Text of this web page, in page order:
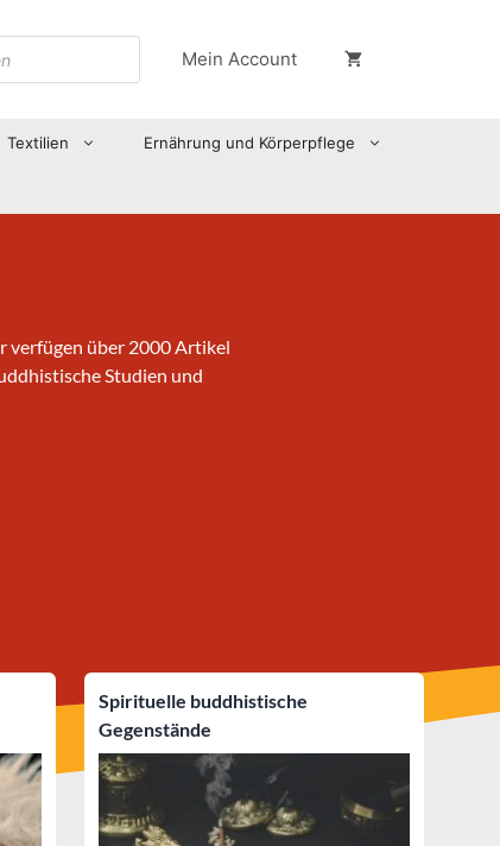
Mein Account
Textilien Ernährung und Körperpflege
verfügen über 2000 Artikel
Studien und
Spirituelle buddhistische
Gegenstände